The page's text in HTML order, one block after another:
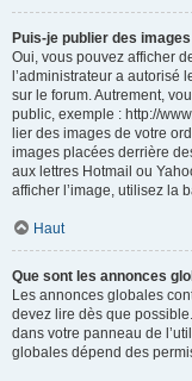
Puis-je publier des
Oui, vous pouvez afficher
l’administrateur a autorisé
sur le forum. Autrement,
public, exemple : http://
lier des images de votre
images placées derrière
aux lettres Hotmail ou
afficher l’image, utilisez la
Haut
Que sont les annonces
Les annonces globales
devez lire dès que
dans votre panneau de
globales dépend des